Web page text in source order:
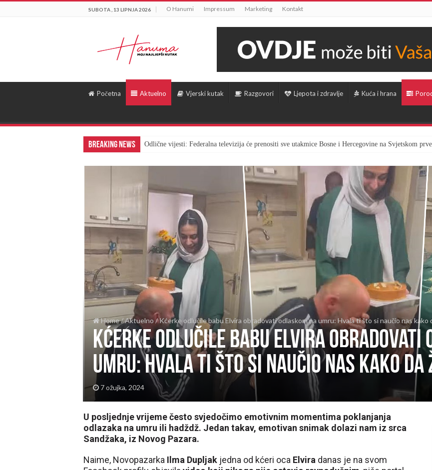
SUBOTA , 13 LIPNJA 2026 O Hanumi Impressum Marketing Kontakt
Početna Aktuelno Vjerski kutak Razgovori Ljepota i zdravlje Kuća i hrana
Breaking News Odlične vijesti: Federalna televizija će prenositi sve utakmice Bosne i Hercegovine na Svjetskom
Home/ Aktuelno /Kćerke odlučile babu Elvira obradovati odlaskom na umru: Hvala ti što si naučio nas kako
Kćerke odlučile babu Elvira obradovati
umru: Hvala ti što si naučio nas kako da
7 ožujka, 2024
U posljednje vrijeme često svjedočimo emotivnim momentima poklanjanja
odlazaka na umru ili hadždž. Jedan takav, emotivan snimak dolazi nam iz srca
Sandžaka, iz Novog Pazara.
Naime, Novopazarka Ilma Dupljak jedna od kćeri oca Elvira danas je na svom